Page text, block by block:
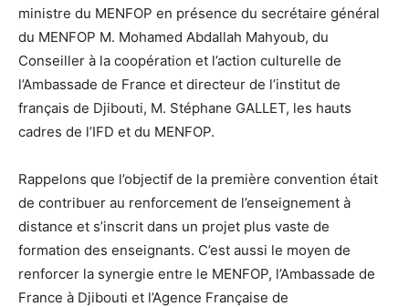
ministre du MENFOP en présence du secrétaire général
du MENFOP M. Mohamed Abdallah Mahyoub, du
Conseiller à la coopération et l’action culturelle de
l’Ambassade de France et directeur de l’institut de
français de Djibouti, M. Stéphane GALLET, les hauts
cadres de l’IFD et du MENFOP.
Rappelons que l’objectif de la première convention était
de contribuer au renforcement de l’enseignement à
distance et s’inscrit dans un projet plus vaste de
formation des enseignants. C’est aussi le moyen de
renforcer la synergie entre le MENFOP, l’Ambassade de
France à Djibouti et l’Agence Française de